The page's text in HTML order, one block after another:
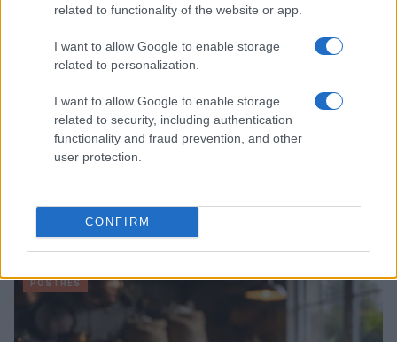
related to functionality of the website or app.
I want to allow Google to enable storage
related to personalization.
I want to allow Google to enable storage
related to security, including authentication
functionality and fraud prevention, and other
user protection.
CONFIRM
Descubre cómo combinar postres y vinos para una
experiencia gastronómica perfecta
POSTRES